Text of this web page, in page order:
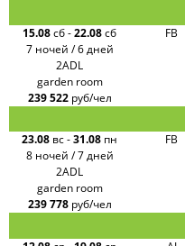
15.08сб-22.08сб
7 ночей / 6 дней
FB
2ADL
garden room
239 522 руб/чел
23.08 вс-31.08 пн
8 ночей / 7 дней
FB
2ADL
garden room
239 778 руб/чел